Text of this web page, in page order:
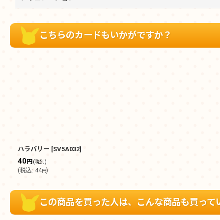
こちらのカードもいかがですか？
ハラバリー [SV5A032]
40円(税別)
(税込: 44円)
この商品を買った人は、こんな商品も買って